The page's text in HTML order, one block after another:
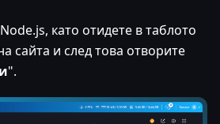
като отидете в таблото
сайта и след това отворите
".